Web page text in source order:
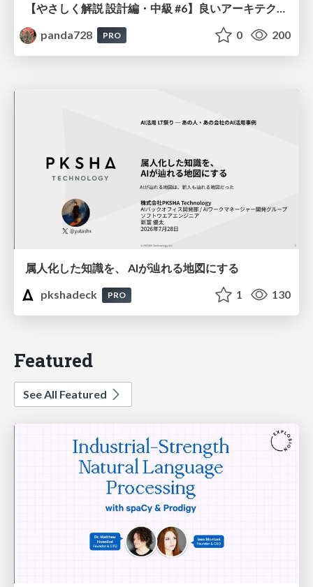
panda728
PRO 0 200
属人化した知識を、 AIが辿れる地図にする
pkshadeck
PRO 1 130
Featured
See All Featured